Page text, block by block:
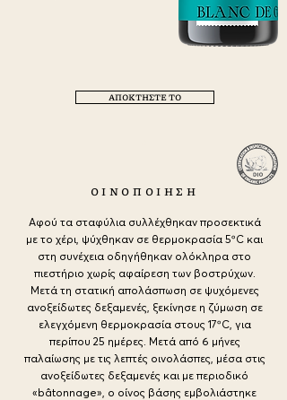
ΑΠΟΚΤΗΣΤΕ ΤΟ
ΟΙΝΟΠΟΙΗΣΗ
Αφού τα σταφύλια συλλέχθηκαν προσεκτικά
με το χέρι, ψύχθηκαν σε θερμοκρασία 5ºC και
στη συνέχεια οδηγήθηκαν ολόκληρα στο
πιεστήριο χωρίς αφαίρεση των βοστρύχων.
Μετά τη στατική απολάσπωση σε ψυχόμενες
ανοξείδωτες δεξαμενές, ξεκίνησε η ζύμωση σε
ελεγχόμενη θερμοκρασία στους 17ºC, για
περίπου 25 ημέρες. Μετά από 6 μήνες
παλαίωσης με τις λεπτές οινολάσπες, μέσα στις
ανοξείδωτες δεξαμενές και με περιοδικό
«bâtonnage», ο οίνος βάσης εμβολιάστηκε